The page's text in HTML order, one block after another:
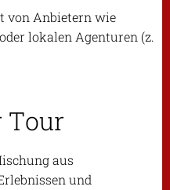
von Anbietern wie
lokalen Agenturen (z.
Tour
aus
und